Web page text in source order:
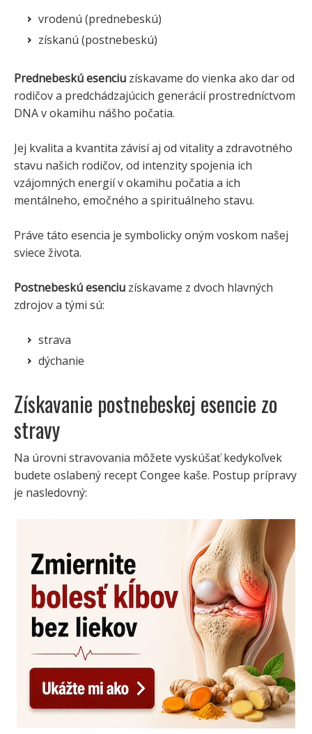
vrodenú (prednebeskú)
získanú (postnebeskú)
Prednebeskú esenciu získavame do vienka ako dar od
rodičov a predchádzajúcich generácií prostredníctvom
DNA v okamihu nášho počatia.
Jej kvalita a kvantita závisí aj od vitality a zdravotného
stavu našich rodičov, od intenzity spojenia ich
vzájomných energií v okamihu počatia a ich
mentálneho, emočného a spirituálneho stavu.
Práve táto esencia je symbolicky oným voskom našej
sviece života.
Postnebeskú esenciu získavame z dvoch hlavných
zdrojov a tými sú:
strava
dýchanie
Získavanie postnebeskej esencie zo
stravy
Na úrovni stravovania môžete vyskúšať kedykoľvek
budete oslabený recept Congee kaše. Postup prípravy
je nasledovný: